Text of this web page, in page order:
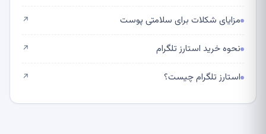
مزایای شکلات برای سلامتی پوست ↗
نحوه خرید استارز تلگرام ↗
استارز تلگرام چیست؟ ↗